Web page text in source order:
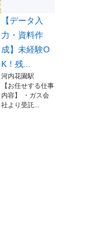
【データ入
力・資料作
成】未経験O
K！残...
河内花園駅
【お任せする仕事
内容】 ・ガス会
社より受託...